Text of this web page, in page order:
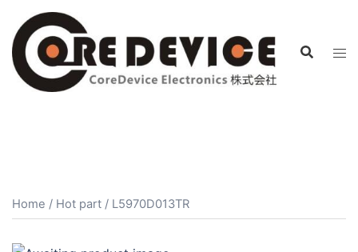
Home / Hot part / L5970D013TR